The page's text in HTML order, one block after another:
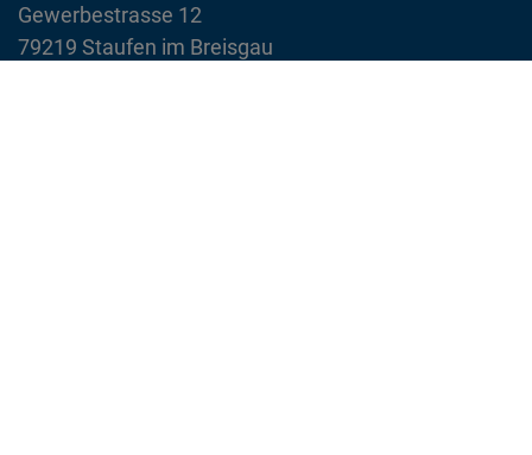
Gewerbestrasse 12
79219 Staufen im Breisgau